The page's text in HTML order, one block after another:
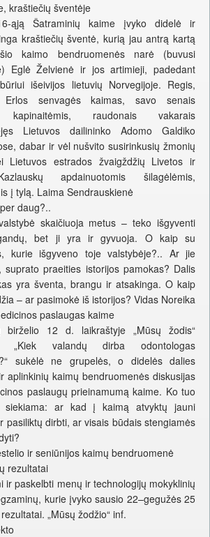
kraštiečių šventėje
ąją Šatraminių kaime įvyko didelė ir
kraštiečių šventė, kurią jau antrą kartą
kaimo bendruomenės narė (buvusi
Eglė Želvienė ir jos artimieji, padedant
išeivijos lietuvių Norvegijoje. Regis,
Erlos senvagės kaimas, savo senais
kapinaitėmis, raudonais vakarais
Lietuvos dailininko Adomo Galdiko
dabar ir vėl nušvito susirinkusių žmonių
Lietuvos estrados žvaigždžių Livetos ir
apdainuotomis šilagėlėmis,
į tylą. Laima Sendrauskienė
daug?..
skaičiuoja metus – teko išgyventi
bet ji yra ir gyvuoja. O kaip su
kurie išgyveno toje valstybėje?.. Ar jie
suprato praeities istorijos pamokas? Dalis
yra šventa, brangu ir atsakinga. O kaip
– ar pasimokė iš istorijos? Vidas Noreika
paslaugas kaime
birželio 12 d. laikraštyje „Mūsų žodis“
„Kiek valandų dirba odontologas
sukėlė ne grupelės, o didelės dalies
aplinkinių kaimų bendruomenės diskusijas
paslaugų prieinamumą kaime. Ko tuo
siekiama: ar kad į kaimą atvyktų jauni
pasiliktų dirbti, ar visais būdais stengiamės
ir seniūnijos kaimų bendruomenė
rezultatai
ir paskelbti menų ir technologijų mokyklinių
kurie įvyko sausio 22–gegužės 25
„Mūsų žodžio“ inf.